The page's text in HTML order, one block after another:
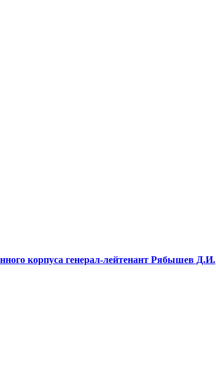
корпуса генерал-лейтенант Рябышев Д.И.